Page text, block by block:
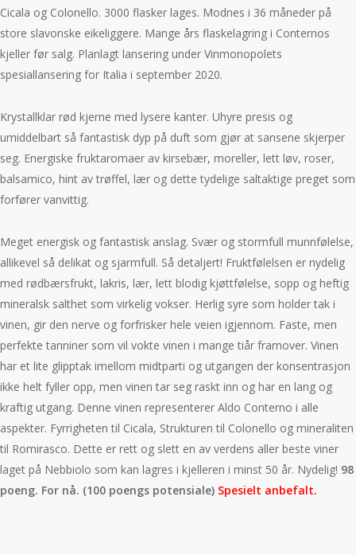
Cicala og Colonello. 3000 flasker lages. Modnes i 36 måneder på
store slavonske eikeliggere. Mange års flaskelagring i Conternos
kjeller før salg. Planlagt lansering under Vinmonopolets
spesiallansering for Italia i september 2020.
Krystallklar rød kjerne med lysere kanter. Uhyre presis og
umiddelbart så fantastisk dyp på duft som gjør at sansene skjerper
seg. Energiske fruktaromaer av kirsebær, moreller, lett løv, roser,
balsamico, hint av trøffel, lær og dette tydelige saltaktige preget som
forfører vanvittig.
Meget energisk og fantastisk anslag. Svær og stormfull munnfølelse,
allikevel så delikat og sjarmfull. Så detaljert! Fruktfølelsen er nydelig
med rødbærsfrukt, lakris, lær, lett blodig kjøttfølelse, sopp og heftig
mineralsk salthet som virkelig vokser. Herlig syre som holder tak i
vinen, gir den nerve og forfrisker hele veien igjennom. Faste, men
perfekte tanniner som vil vokte vinen i mange tiår framover. Vinen
har et lite glipptak imellom midtparti og utgangen der konsentrasjon
ikke helt fyller opp, men vinen tar seg raskt inn og har en lang og
kraftig utgang. Denne vinen representerer Aldo Conterno i alle
aspekter. Fyrrigheten til Cicala, Strukturen til Colonello og mineraliten
til Romirasco. Dette er rett og slett en av verdens aller beste viner
laget på Nebbiolo som kan lagres i kjelleren i minst 50 år. Nydelig! 98
poeng. For nå. (100 poengs potensiale) Spesielt anbefalt.